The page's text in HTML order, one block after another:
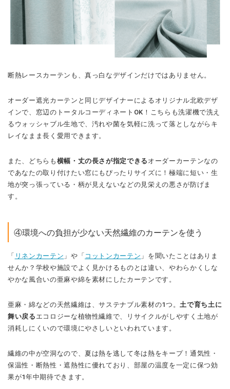
断熱レースカーテンも、真っ白なデザインだけではありません。
オーダー遮光カーテンと同じデザイナーによるオリジナル北欧デザ
インで、窓辺のトータルコーディネートOK！こちらも洗濯機で洗え
るウォッシャブル生地で、汚れや菌を気軽に洗って落としながらキ
レイなまま長く愛用できます。
また、どちらも 横幅・丈の長さが指定できる オーダーカーテンなの
であなたの取り付けたい窓にもぴったりサイズに！極端に短い・生
地が突っ張っている・柄が見えないなどの見栄えの悪さが防げま
す。
④環境への負担が少ない天然繊維のカーテンを使う
「 リネンカーテン 」や「 コットンカーテン 」を聞いたことはありま
せんか？学校や施設でよく見かけるものとは違い、やわらかくしな
やかな風合いの亜麻や綿を素材にしたカーテンです。
亜麻・綿などの天然繊維は、サステナブル素材の1つ。 土で育ち土に
舞い戻る エコロジーな植物性繊維で、リサイクルがしやすく土地が
消耗しにくいので環境にやさしいといわれています。
繊維の中が空洞なので、夏は熱を逃して冬は熱をキープ！通気性・
保温性・断熱性・遮熱性に優れており、部屋の温度を一定に保つ効
果が1年中期待できます。